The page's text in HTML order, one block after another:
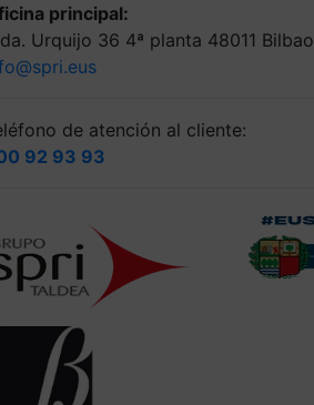
principal:
Urquijo 36 4ª planta 48011 Bilbao
de atención al cliente:
92 93 93